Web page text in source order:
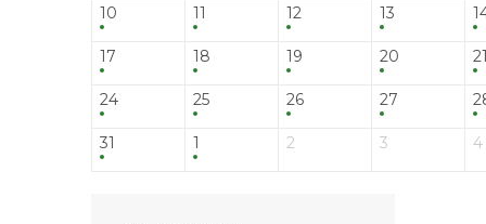
10 11 12 13
17 18 19 20
24 25 26 27
31 1 2 3 4